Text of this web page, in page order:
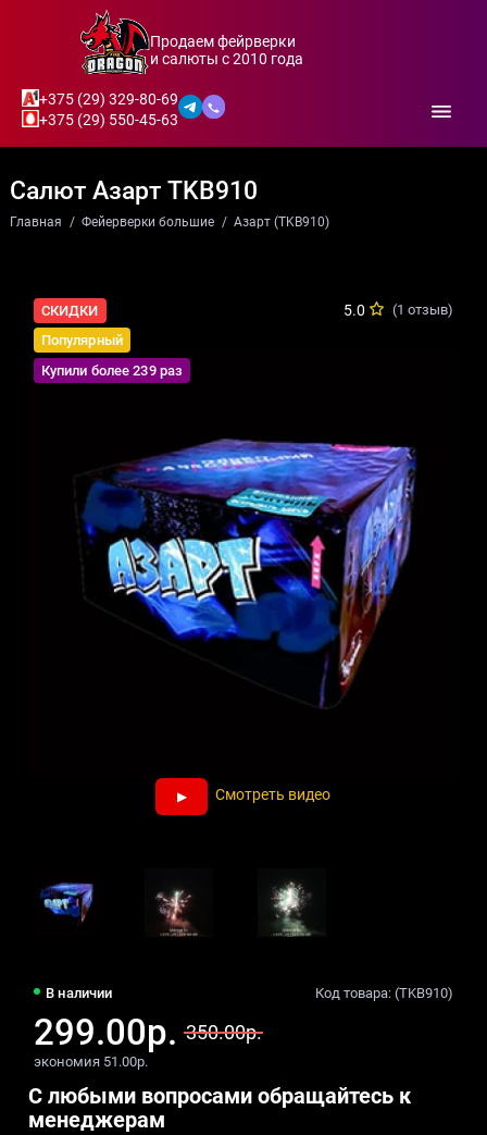
Продаем фейрверки
и салюты с 2010 года
+375 (29) 329-80-69
+375 (29) 550-45-63
Салют Азарт TKB910
Главная Фейерверки большие Азарт (TKB910)
СКИДКИ
Популярный
Купили более 239 раз
5.0 (1 отзыв)
Смотреть видео
В наличии Код товара: (TKB910)
299.00р. 350.00р.
экономия 51.00р.
С любыми вопросами обращайтесь к
менеджерам